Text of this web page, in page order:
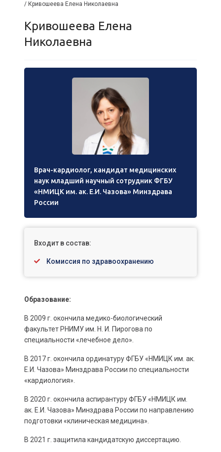
/ Кривошеева Елена Николаевна
Кривошеева Елена
Николаевна
Врач-кардиолог, кандидат медицинских
наук младший научный сотрудник ФГБУ
«НМИЦК им. ак. Е.И. Чазова» Минздрава
России
Входит в состав:
Комиссия по здравоохранению
Образование:
В 2009 г. окончила медико-биологический
факультет РНИМУ им. Н. И. Пирогова по
специальности «лечебное дело».
В 2017 г. окончила ординатуру ФГБУ «НМИЦК им. ак.
Е.И. Чазова» Минздрава России по специальности
«кардиология».
В 2020 г. окончила аспирантуру ФГБУ «НМИЦК им.
ак. Е.И. Чазова» Минздрава России по направлению
подготовки «клиническая медицина».
В 2021 г. защитила кандидатскую диссертацию.